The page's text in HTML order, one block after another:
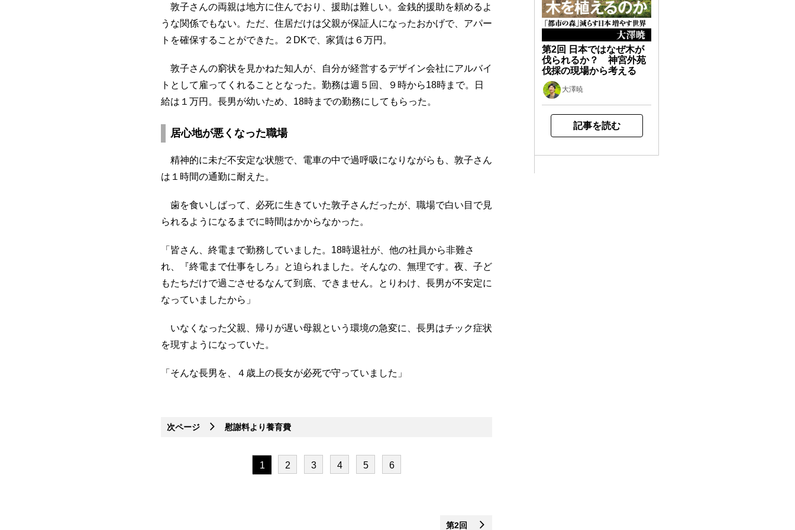
敦子さんの両親は地方に住んでおり、援助は難しい。金銭的援助を頼めるよ
うな関係でもない。ただ、住居だけは父親が保証人になったおかげで、アパー
トを確保することができた。２DKで、家賃は６万円。
敦子さんの窮状を見かねた知人が、自分が経営するデザイン会社にアルバイ
トとして雇ってくれることとなった。勤務は週５回、９時から18時まで。日
給は１万円。長男が幼いため、18時までの勤務にしてもらった。
居心地が悪くなった職場
精神的に未だ不安定な状態で、電車の中で過呼吸になりながらも、敦子さん
は１時間の通勤に耐えた。
歯を食いしばって、必死に生きていた敦子さんだったが、職場で白い目で見
られるようになるまでに時間はかからなかった。
「皆さん、終電まで勤務していました。18時退社が、他の社員から非難さ
れ、『終電まで仕事をしろ』と迫られました。そんなの、無理です。夜、子ど
もたちだけで過ごさせるなんて到底、できません。とりわけ、長男が不安定に
なっていましたから」
いなくなった父親、帰りが遅い母親という環境の急変に、長男はチック症状
を現すようになっていた。
「そんな長男を、４歳上の長女が必死で守っていました」
次ページ 慰謝料より養育費
1 2 3 4 5 6
第2回
第2回 日本ではなぜ木が
伐られるか？ 神宮外苑
伐採の現場から考える
大澤暁
記事を読む